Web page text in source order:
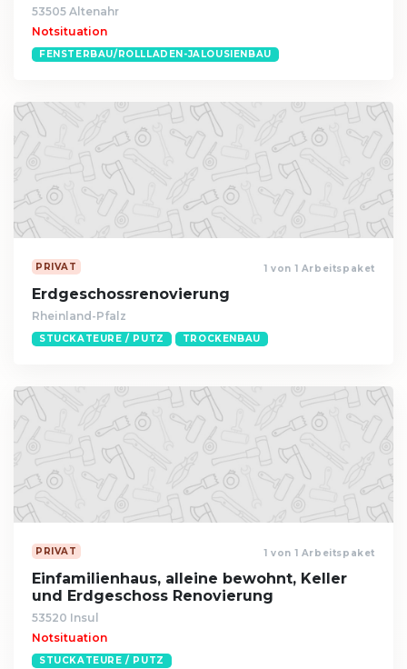
53505 Altenahr
Notsituation
FENSTERBAU/ROLLLADEN-JALOUSIENBAU
PRIVAT 1 von 1 Arbeitspaket
Erdgeschossrenovierung
Rheinland-Pfalz
STUCKATEURE / PUTZ TROCKENBAU
PRIVAT 1 von 1 Arbeitspaket
Einfamilienhaus, alleine bewohnt, Keller
und Erdgeschoss Renovierung
53520 Insul
Notsituation
STUCKATEURE / PUTZ